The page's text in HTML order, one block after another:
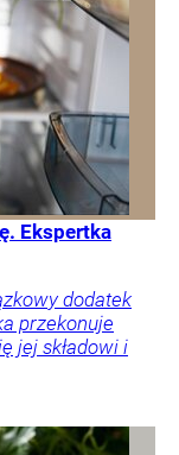
Ekspertka
dodatek
przekonuje
jej składowi i